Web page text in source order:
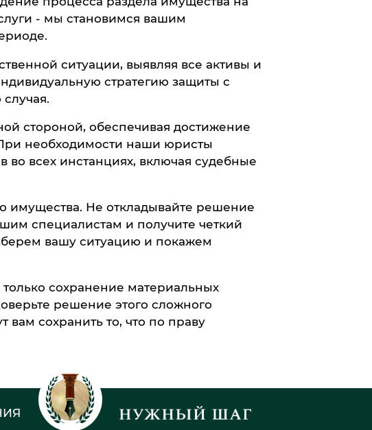
- мы становимся вашим
ситуации, выявляя все активы и
стратегию защиты с
стороной, обеспечивая достижение
необходимости наши юристы
во всех инстанциях, включая судебные
имущества. Не откладывайте решение
специалистам и получите четкий
вашу ситуацию и покажем
сохранение материальных
решение этого сложного
сохранить то, что по праву